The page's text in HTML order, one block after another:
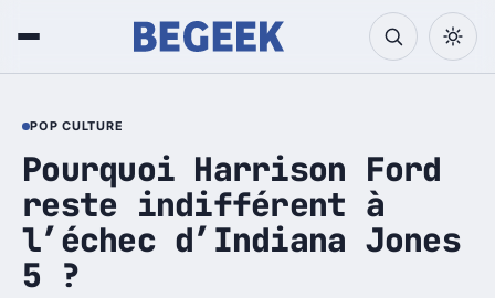
POP CULTURE
Pourquoi Harrison Ford
reste indifférent à
l’échec d’Indiana Jones
5 ?